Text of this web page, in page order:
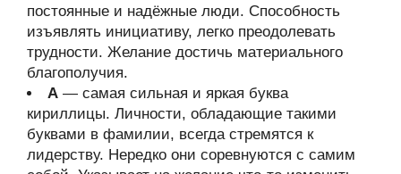
постоянные и надёжные люди. Способность
изъявлять инициативу, легко преодолевать
трудности. Желание достичь материального
благополучия.
А — самая сильная и яркая буква
кириллицы. Личности, обладающие такими
буквами в фамилии, всегда стремятся к
лидерству. Нередко они соревнуются с самим